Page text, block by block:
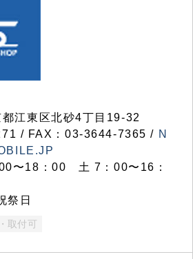
江東区北砂4丁目19-32
/ FAX：03-3644-7365 / N
〜18：00 土 7：00〜16：
祭日
取付可